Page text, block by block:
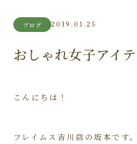
ブログ 2019.01.25
おしゃれ女子アイ
こんにちは！
フレイムス吉川店の坂本です。